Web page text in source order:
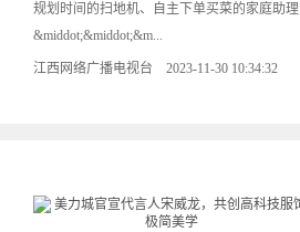
规划时间的扫地机、自主下单买菜的家庭助理
&middot;&middot;&m...
江西网络广播电视台 2023-11-30 10:34:32